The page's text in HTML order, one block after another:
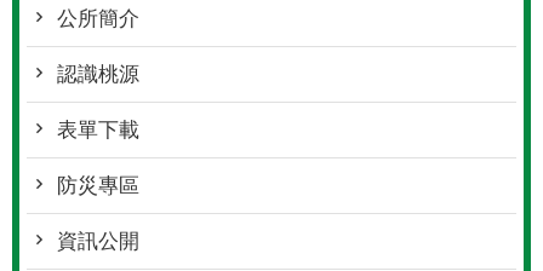
公所簡介
認識桃源
表單下載
防災專區
資訊公開